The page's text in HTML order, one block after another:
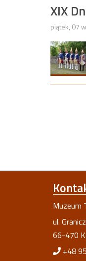
XIX
piątek, 07
Muzeum
ul.
66-470
+48